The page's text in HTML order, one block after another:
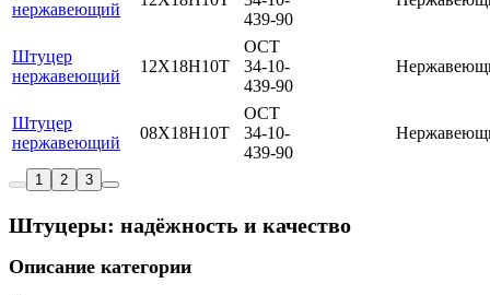
нержавеющий
439-90
Штуцер
нержавеющий
12Х18Н10Т
ОСТ
34-10-
439-90
Штуцер
нержавеющий
08Х18Н10Т
ОСТ
34-10-
439-90
1 2 3
Штуцеры: надёжность и качество
Описание категории